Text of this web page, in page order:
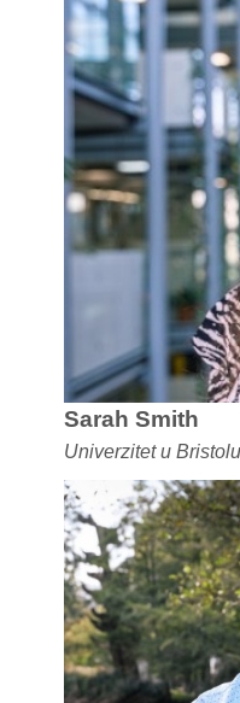
Sarah Smith
Univerzitet u